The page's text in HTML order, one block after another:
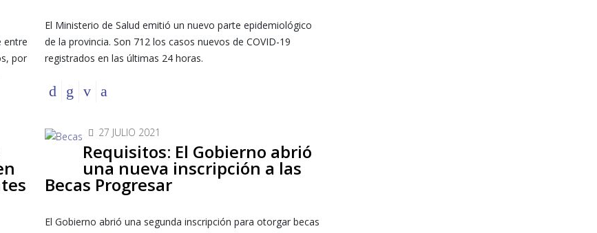
entre
por
El Ministerio de Salud emitió un nuevo parte epidemiológico
de la provincia. Son 712 los casos nuevos de COVID-19
registrados en las últimas 24 horas.
27 JULIO 2021
Requisitos: El Gobierno abrió
una nueva inscripción a las
Becas Progresar
El Gobierno abrió una segunda inscripción para otorgar becas